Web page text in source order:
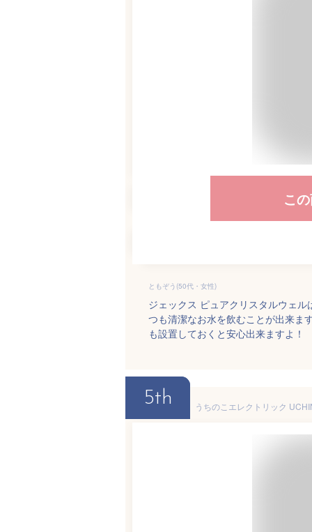
こ
ともぞう(50代・女性)
ジェックス ピュアクリスタルウェ
つも清潔なお水を飲むことが出来ま
も設置しておくと安心出来ますよ！
5th